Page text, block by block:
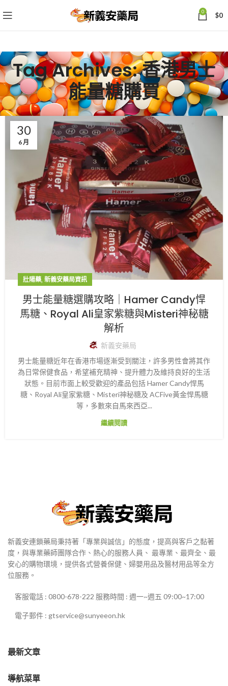
0 $0
Tag Archives: 香港男士
能量糖購買
30
6 月
壯陽藥, 新義安藥局資訊
男士能量糖選購攻略｜Hamer Candy悍
馬糖、Royal Ali皇家紫糖與Misteri神秘糖
解析
新義安藥局
男士能量糖近年在香港市場逐漸受到關注，許多男性會將其作
為日常保健食品，希望補充精神、提升體力及維持良好的生活
狀態。目前市面上較受歡迎的產品包括 Hamer Candy悍馬
糖、Royal Ali皇家紫糖、Misteri神秘糖及 ACFive黃金悍馬糖
等，多數來自馬來西亞...
繼續閱讀
新義安連鎖藥局秉持著「專業與誠信」的態度，提高與客戶之黏著
度，與專業藥師團隊合作、熱心的服務人員、 最專業、最齊全、最
安心的購物環境，提供各式營養保健、婦嬰用品及醫材用品等全方
位服務。
客服電話 : 0800-678-222 服務時間 : 週一~週五 09:00~17:00
電子郵件 : gtservice@sunyeeon.hk
最新文章
導航菜單